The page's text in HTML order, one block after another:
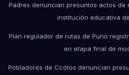
Padres denuncian presuntos actos de
institución educativa
Plan regulador de rutas de Puno
en etapa final de
Pobladores de Ccotos denuncian